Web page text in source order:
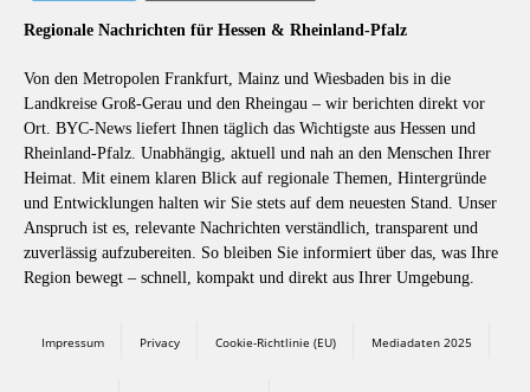
Regionale Nachrichten für Hessen & Rheinland-Pfalz
Von den Metropolen Frankfurt, Mainz und Wiesbaden bis in die
Landkreise Groß-Gerau und den Rheingau – wir berichten direkt vor
Ort. BYC-News liefert Ihnen täglich das Wichtigste aus Hessen und
Rheinland-Pfalz. Unabhängig, aktuell und nah an den Menschen Ihrer
Heimat. Mit einem klaren Blick auf regionale Themen, Hintergründe
und Entwicklungen halten wir Sie stets auf dem neuesten Stand. Unser
Anspruch ist es, relevante Nachrichten verständlich, transparent und
zuverlässig aufzubereiten. So bleiben Sie informiert über das, was Ihre
Region bewegt – schnell, kompakt und direkt aus Ihrer Umgebung.
Impressum Privacy Cookie-Richtlinie (EU) Mediadaten 2025